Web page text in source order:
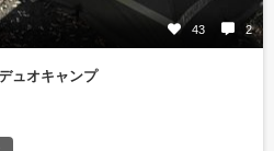
43 2
ュオキャンプ